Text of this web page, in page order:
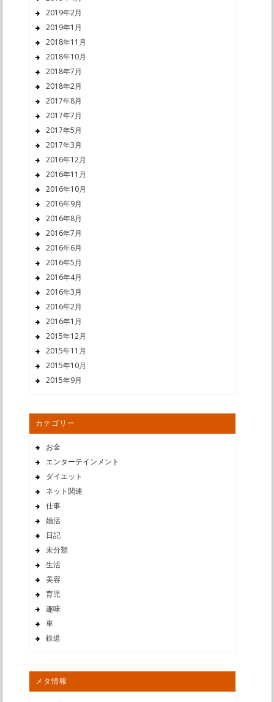
2019年2月
2019年1月
2018年11月
2018年10月
2018年7月
2018年2月
2017年8月
2017年7月
2017年5月
2017年3月
2016年12月
2016年11月
2016年10月
2016年9月
2016年8月
2016年7月
2016年6月
2016年5月
2016年4月
2016年3月
2016年2月
2016年1月
2015年12月
2015年11月
2015年10月
2015年9月
カテゴリー
お金
エンターテインメント
ダイエット
ネット関連
仕事
婚活
日記
未分類
生活
美容
育児
趣味
車
鉄道
メタ情報